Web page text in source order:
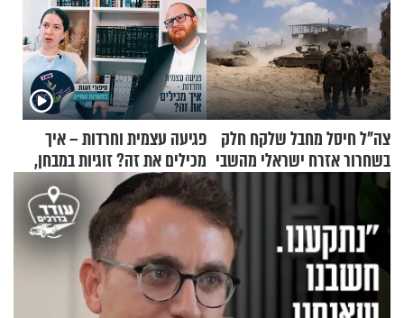
צה"ל חיסל מחבל שלקח חלק
בשחרור אזרח ישראלי מהשבי
פגיעה עצמית וחרדות – איך
מכילים את זה? זוגיות במבחן,
הפעם עם יהודית ואלתר כהן